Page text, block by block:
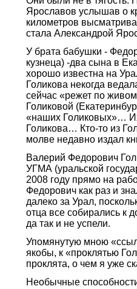
Ярославов услышав о
километров
стала Александрой
У брата бабушки -
кузнеца) -два сына в
хорошо известна на
Голикова некогда
сейчас «режет по
Голиковой
«наших Голиковых»…
Голикова… Кто-то из
молве недавно издал
Валерий Федорович
УГМА (уральской
2008 году прямо на
Федорович как раз и
далеко за Урал,
отца все собирались к
да так и не успели.
Упомянутую мною
якобы, к «проклятью
проклята, о чем я уже
Необычные